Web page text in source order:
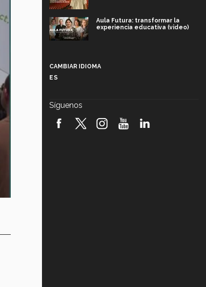
Aula Futura: transformar la
experiencia educativa (video)
robótica FIRST 2026! (video)
CAMBIAR IDIOMA
ES
Síguenos